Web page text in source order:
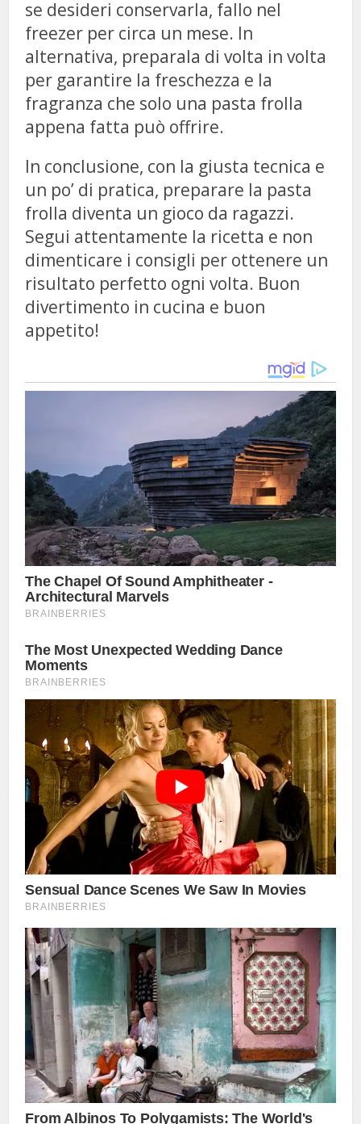
se desideri conservarla, fallo nel
freezer per circa un mese. In
alternativa, preparala di volta in volta
per garantire la freschezza e la
fragranza che solo una pasta frolla
appena fatta può offrire.
In conclusione, con la giusta tecnica e
un po’ di pratica, preparare la pasta
frolla diventa un gioco da ragazzi.
Segui attentamente la ricetta e non
dimenticare i consigli per ottenere un
risultato perfetto ogni volta. Buon
divertimento in cucina e buon
appetito!